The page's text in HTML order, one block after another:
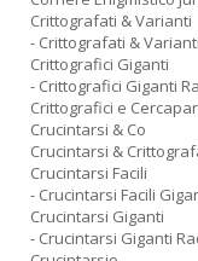
Crittografati & Varianti
- Crittografati &
Crittografici Giganti
- Crittografici Giganti
Crittografici e
Crucintarsi & Co
Crucintarsi &
Crucintarsi Facili
- Crucintarsi Facili
Crucintarsi Giganti
- Crucintarsi Giganti